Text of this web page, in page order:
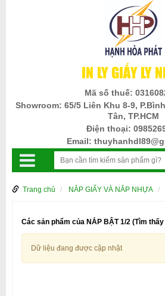
IN LY GIẤY LY
Mã số thuế:
Showroom: 65/5 Liên Khu 8-9,
Tân, TP.HCM
Điện thoại:
Email:
Trang chủ NẮP GIẤY VÀ NẮP NHỰA
Các sản phẩm của NẮP BẬT 1/2 (Tìm
Dữ liệu đang được cập nhật